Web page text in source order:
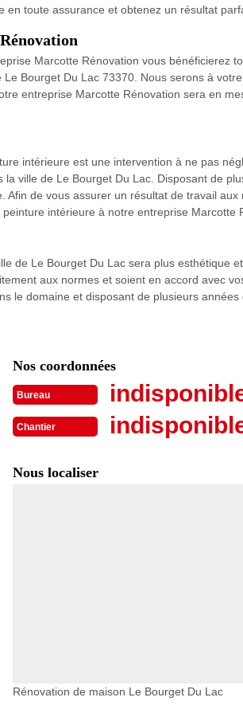
toute assurance et obtenez un résultat
Marcotte Rénovation vous bénéficierez
Bourget Du Lac 73370. Nous serons à
entreprise Marcotte Rénovation sera en
intérieure est une intervention à ne pas
ville de Le Bourget Du Lac. Disposant de
de vous assurer un résultat de travail
intérieure à notre entreprise Marcotte
de Le Bourget Du Lac sera plus esthétique
aux normes et soient en accord avec
le domaine et disposant de plusieurs années
Nos coordonnées
Bureau
Chantier
Nous localiser
Rénovation de maison Le Bourget Du Lac